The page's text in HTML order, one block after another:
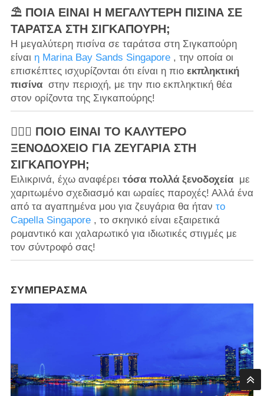
⛱️ ΠΟΙΑ ΕΊΝΑΙ Η ΜΕΓΑΛΎΤΕΡΗ ΠΙΣΊΝΑ ΣΕ
ΤΑΡΆΤΣΑ ΣΤΗ ΣΙΓΚΑΠΟΎΡΗ;
Η μεγαλύτερη πισίνα σε ταράτσα στη Σιγκαπούρη
είναι η Marina Bay Sands Singapore, την οποία οι
επισκέπτες ισχυρίζονται ότι είναι η πιο εκπληκτική
πισίναστην περιοχή, με την πιο εκπληκτική θέα
στον ορίζοντα της Σιγκαπούρης!
👨‍❤️‍👨 ΠΟΙΟ ΕΊΝΑΙ ΤΟ ΚΑΛΎΤΕΡΟ
ΞΕΝΟΔΟΧΕΊΟ ΓΙΑ ΖΕΥΓΆΡΙΑ ΣΤΗ
ΣΙΓΚΑΠΟΎΡΗ;
Ειλικρινά, έχω αναφέρει τόσα πολλά ξενοδοχείαμε
χαριτωμένο σχεδιασμό και ωραίες παροχές! Αλλά ένα
από τα αγαπημένα μου για ζευγάρια θα ήταν το
Capella Singapore, το σκηνικό είναι εξαιρετικά
ρομαντικό και χαλαρωτικό για ιδιωτικές στιγμές με
τον σύντροφό σας!
ΣΥΜΠΈΡΑΣΜΑ